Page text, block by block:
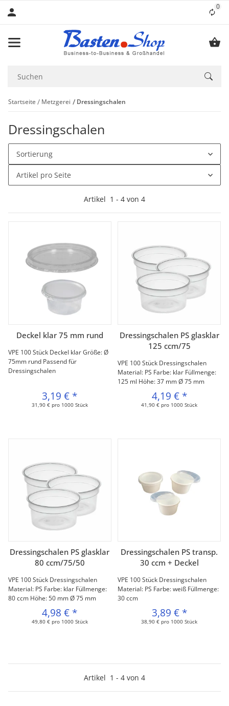
0
Startseite Metzgerei Dressingschalen
Dressingschalen
Sortierung
Artikel pro Seite
Artikel 1 - 4 von 4
Deckel klar 75 mm rund
VPE 100 Stück Deckel klar Größe: Ø
75mm rund Passend für
Dressingschalen
3,19 € *
31,90 € pro 1000 Stück
Dressingschalen PS glasklar
125 ccm/75
VPE 100 Stück Dressingschalen
Material: PS Farbe: klar Füllmenge:
125 ml Höhe: 37 mm Ø 75 mm
4,19 € *
41,90 € pro 1000 Stück
Dressingschalen PS glasklar
80 ccm/75/50
VPE 100 Stück Dressingschalen
Material: PS Farbe: klar Füllmenge:
80 ccm Höhe: 50 mm Ø 75 mm
4,98 € *
49,80 € pro 1000 Stück
Dressingschalen PS transp.
30 ccm + Deckel
VPE 100 Stück Dressingschalen
Material: PS Farbe: weiß Füllmenge:
30 ccm
3,89 € *
38,90 € pro 1000 Stück
Artikel 1 - 4 von 4